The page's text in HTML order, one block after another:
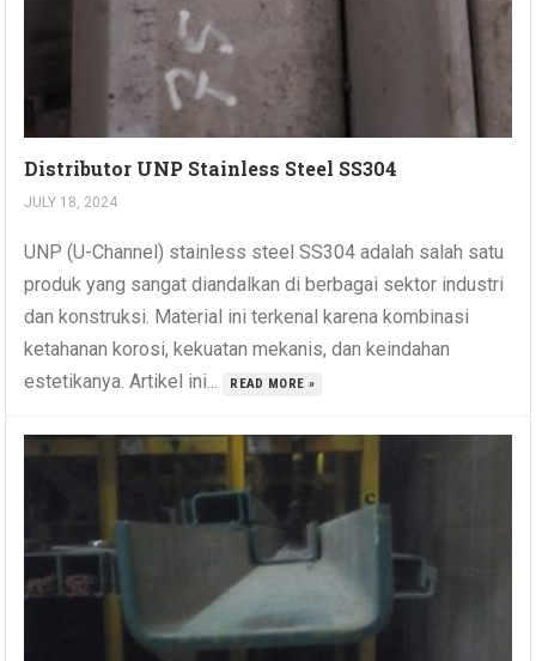
Distributor UNP Stainless Steel SS304
JULY 18, 2024
UNP (U-Channel) stainless steel SS304 adalah salah satu
produk yang sangat diandalkan di berbagai sektor industri
dan konstruksi. Material ini terkenal karena kombinasi
ketahanan korosi, kekuatan mekanis, dan keindahan
estetikanya. Artikel ini...
READ MORE »